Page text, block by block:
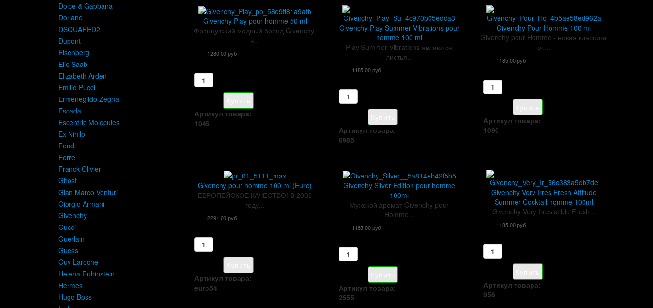
Dolce & Gabbana
Doriane
DSQUARED2
Dupont
Eisenberg
Elie Saab
Elizabeth Arden
Emilio Pucci
Ermenegildo Zegna
Escada
Escentric Molecules
Ex Nihilo
Fendi
Ferre
Franck Olivier
Ghost
Gian Marco Venturi
Giorgio Armani
Givenchy
Gucci
Guerlain
Guess
Guy Laroche
Helena Rubinstein
Hermes
Hugo Boss
Givenchy Play pour homme 50 ml
Французский модный бренд Givenchy,
в...
1280,00 руб
Артикул товара:
1045
Givenchy Play Summer Vibrations pour
homme 100 ml
Play Summer Vibrations являются
листья...
1185,00 руб
Артикул товара:
6985
Givenchy Pour Homme 100 ml
Givenchy pour Homme - новая классика
от...
1185,00 руб
Артикул товара:
1090
Givenchy pour homme 100 ml (Euro)
ЕВРОПЕЙСКОЕ КАЧЕСТВО! В 2002
году...
2291,00 руб
Артикул товара:
euro54
Givenchy Silver Edition pour homme
100ml
Мужской аромат Givenchy pour
Homme...
1185,00 руб
Артикул товара:
2555
Givenchy Very Irres Fresh Attitude
Summer Cocktail homme 100ml
Givenchy Very Irresistible Fresh...
1185,00 руб
Артикул товара:
956